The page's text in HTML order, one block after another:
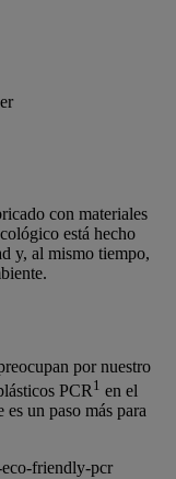
con materiales
está hecho
y, al mismo tiempo,
por nuestro
PCR 1 en el
un paso más para